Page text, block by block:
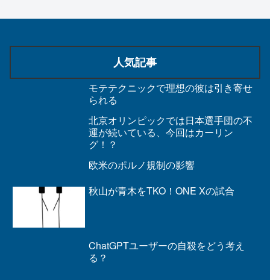
人気記事
モテテクニックで理想の彼は引き寄せ
られる
北京オリンピックでは日本選手団の不
運が続いている、今回はカーリン
グ！？
欧米のポルノ規制の影響
秋山が青木をTKO！ONE Xの試合
ChatGPTユーザーの自殺をどう考え
る？